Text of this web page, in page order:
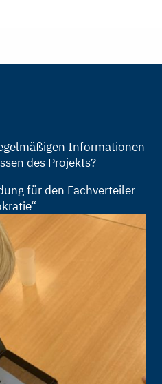
Informationen
des Projekts?
für den Fachverteiler